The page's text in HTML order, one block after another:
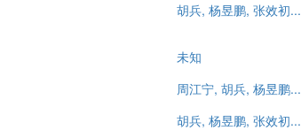
胡兵, 杨昱鹏, 张效初...
未知
周江宁, 胡兵, 杨昱鹏...
胡兵, 杨昱鹏, 张效初...